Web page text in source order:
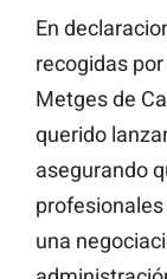
En
recogidas
Metges de
querido
asegurando
una